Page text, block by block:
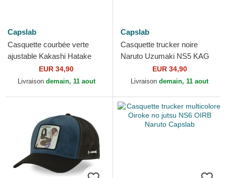
Capslab
Casquette courbée verte
ajustable Kakashi Hatake
NS6 KAKB Naruto Capslab
EUR 34,90
Livraison demain, 11 aout
Capslab
Casquette trucker noire
Naruto Uzumaki NS5 KAG
Naruto Capslab
EUR 34,90
Livraison demain, 11 aout